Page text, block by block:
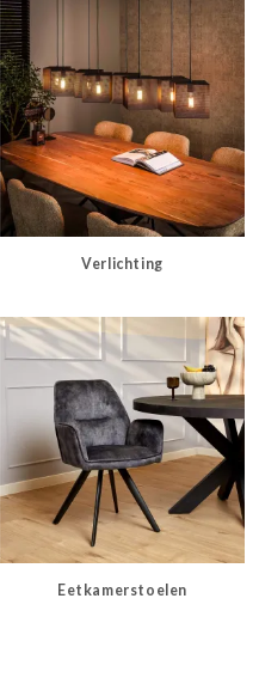
Verlichting
Eetkamerstoelen